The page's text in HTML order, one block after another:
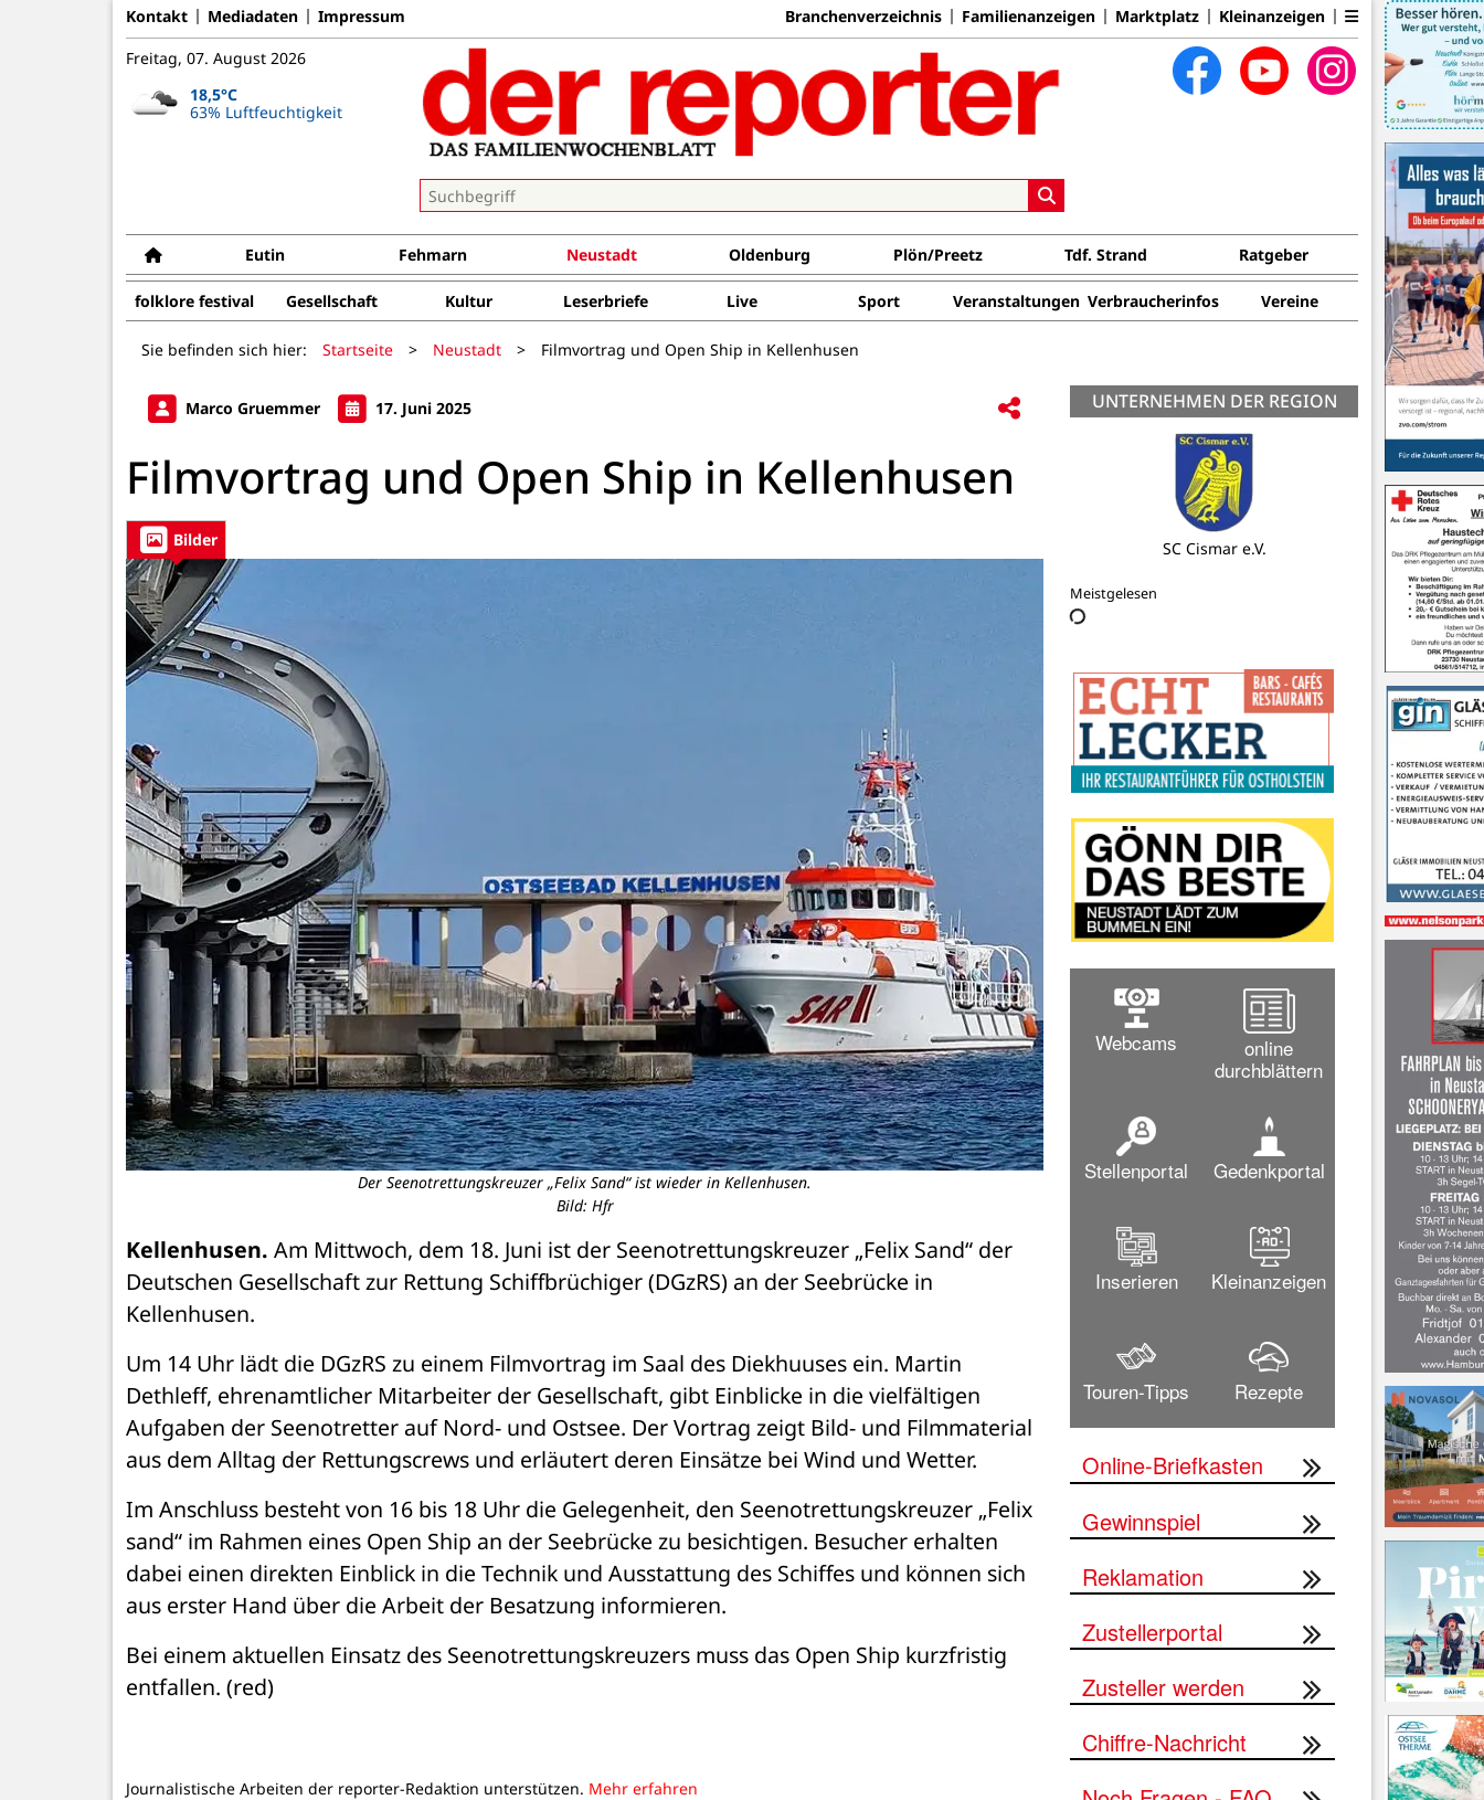
Kontakt Mediadaten Impressum Branchenverzeichnis Familienanzeigen Marktplatz Kleinanzeigen
Freitag, 07. August 2026
18,5°C
63% Luftfeuchtigkeit
Eutin Fehmarn Neustadt Oldenburg Plön/Preetz Tdf. Strand Ratgeber
folklore festival Gesellschaft Kultur Leserbriefe Live Sport Veranstaltungen Verbraucherinfos Vereine
Sie befinden sich hier: Startseite > Neustadt > Filmvortrag und Open Ship in Kellenhusen
Marco Gruemmer 17. Juni 2025
Filmvortrag und Open Ship in Kellenhusen
Bilder
Der Seenotrettungskreuzer „Felix Sand“ ist wieder in Kellenhusen.
Bild: Hfr
Kellenhusen. Am Mittwoch, dem 18. Juni ist der Seenotrettungskreuzer „Felix Sand“ der
Deutschen Gesellschaft zur Rettung Schiffbrüchiger (DGzRS) an der Seebrücke in
Kellenhusen.
Um 14 Uhr lädt die DGzRS zu einem Filmvortrag im Saal des Diekhuuses ein. Martin
Dethleff, ehrenamtlicher Mitarbeiter der Gesellschaft, gibt Einblicke in die vielfältigen
Aufgaben der Seenotretter auf Nord- und Ostsee. Der Vortrag zeigt Bild- und Filmmaterial
aus dem Alltag der Rettungscrews und erläutert deren Einsätze bei Wind und Wetter.
Im Anschluss besteht von 16 bis 18 Uhr die Gelegenheit, den Seenotrettungskreuzer „Felix
sand“ im Rahmen eines Open Ship an der Seebrücke zu besichtigen. Besucher erhalten
dabei einen direkten Einblick in die Technik und Ausstattung des Schiffes und können sich
aus erster Hand über die Arbeit der Besatzung informieren.
Bei einem aktuellen Einsatz des Seenotrettungskreuzers muss das Open Ship kurzfristig
entfallen. (red)
Journalistische Arbeiten der reporter-Redaktion unterstützen. Mehr erfahren
UNTERNEHMEN DER REGION
DRK Ortsverein Cismar
Meistgelesen
Webcams
online
durchblättern
Stellenportal Gedenkportal
Inserieren Kleinanzeigen
Touren-Tipps Rezepte
Online-Briefkasten
Gewinnspiel
Reklamation
Zustellerportal
Zusteller werden
Chiffre-Nachricht